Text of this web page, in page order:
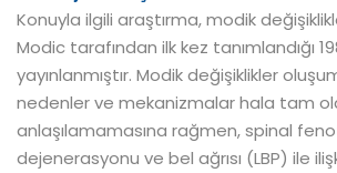
Konuyla ilgili araştırma, modik
Modic tarafından ilk kez tanımlandığı
yayınlanmıştır. Modik değişiklikler
nedenler ve mekanizmalar hala tam
anlaşılamamasına rağmen, spinal
dejenerasyonu ve bel ağrısı (LBP) ile